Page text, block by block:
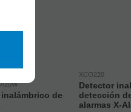
de
XCO220
Detector
detección
alarmas X-